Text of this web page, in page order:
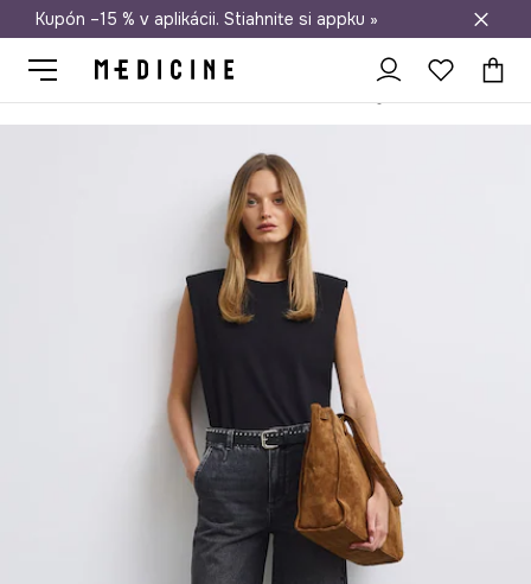
Doprava zadarmo od 50 €
Kupón –15 % v aplikácii. Stiahnite si appku »